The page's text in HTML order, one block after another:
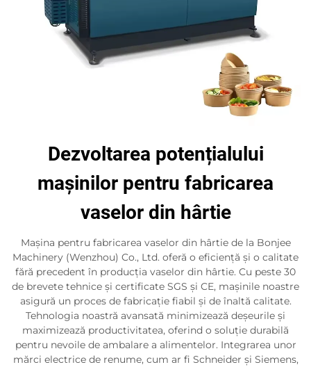
Dezvoltarea potențialului
mașinilor pentru fabricarea
vaselor din hârtie
Mașina pentru fabricarea vaselor din hârtie de la Bonjee
Machinery (Wenzhou) Co., Ltd. oferă o eficiență și o calitate
fără precedent în producția vaselor din hârtie. Cu peste 30
de brevete tehnice și certificate SGS și CE, mașinile noastre
asigură un proces de fabricație fiabil și de înaltă calitate.
Tehnologia noastră avansată minimizează deșeurile și
maximizează productivitatea, oferind o soluție durabilă
pentru nevoile de ambalare a alimentelor. Integrarea unor
mărci electrice de renume, cum ar fi Schneider și Siemens,